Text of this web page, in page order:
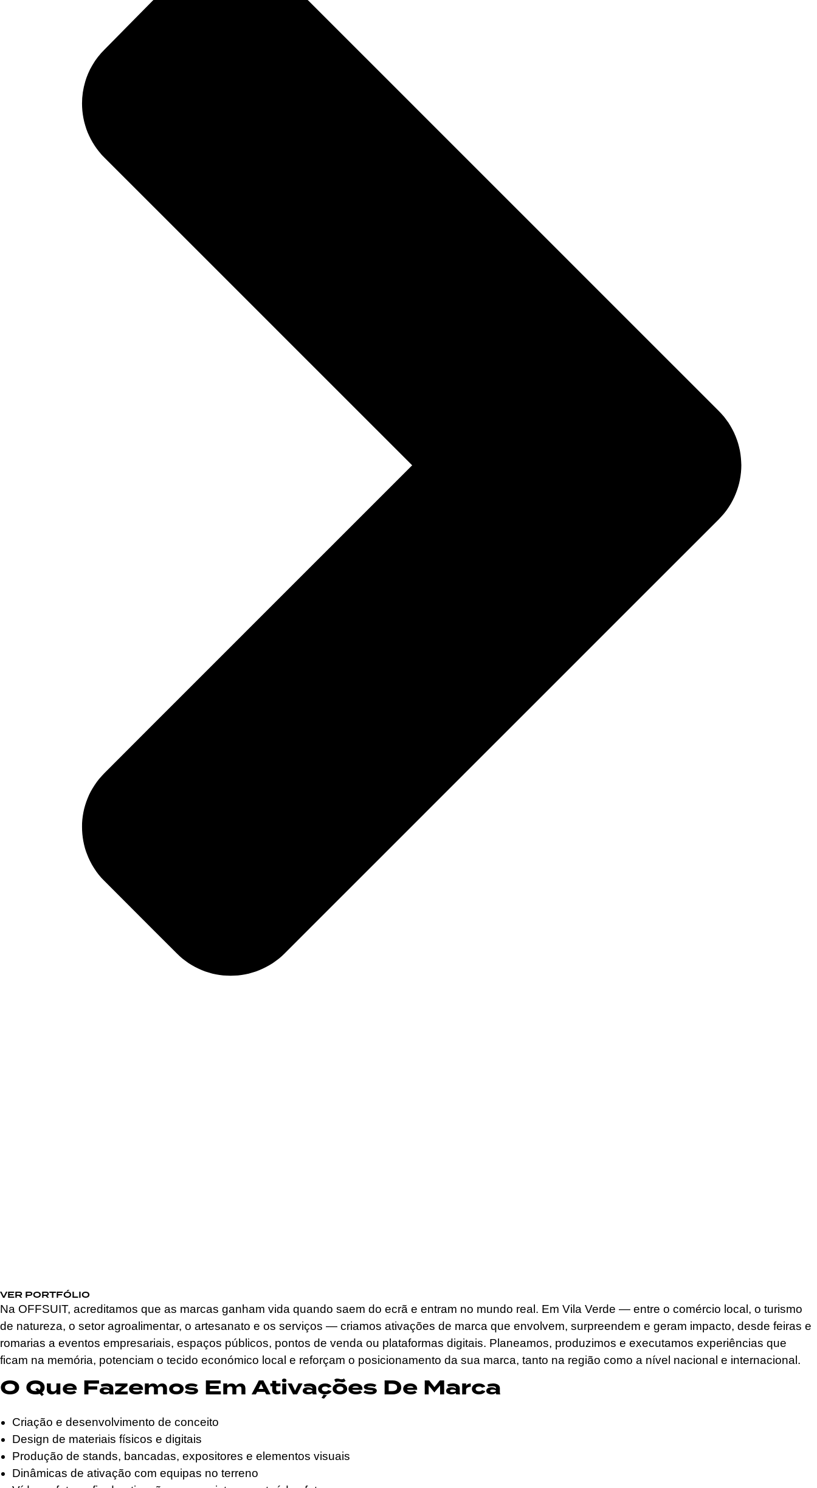
VER PORTFÓLIO
Na OFFSUIT, acreditamos que as marcas ganham vida quando saem do ecrã e entram no mundo real. Em Vila Verde — entre o comércio local, o turismo
de natureza, o setor agroalimentar, o artesanato e os serviços — criamos ativações de marca que envolvem, surpreendem e geram impacto, desde feiras e
romarias a eventos empresariais, espaços públicos, pontos de venda ou plataformas digitais. Planeamos, produzimos e executamos experiências que
ficam na memória, potenciam o tecido económico local e reforçam o posicionamento da sua marca, tanto na região como a nível nacional e internacional.
O Que Fazemos Em Ativações De Marca
Criação e desenvolvimento de conceito
Design de materiais físicos e digitais
Produção de stands, bancadas, expositores e elementos visuais
Dinâmicas de ativação com equipas no terreno